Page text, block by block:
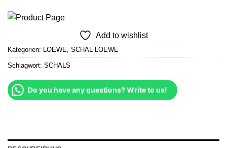
Add to wishlist
Kategorien: LOEWE SCHAL LOEWE
Schlagwort: SCHALS
Do you have any questions? Write to us!